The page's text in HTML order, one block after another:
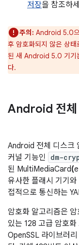
저장을 참조하
주의: Android 5.0으
후 암호화되지 않은 상
된 새 Android 5.0 기기
다.
Android 전체
Android 전체 디스크
커널 기능인
dm-
된 MultiMediaCard(
유사한 플래시 기기
접적으로 통신하는
암호화 알고리즘은
있는 128 고급 암호
OpenSSL 라이브러